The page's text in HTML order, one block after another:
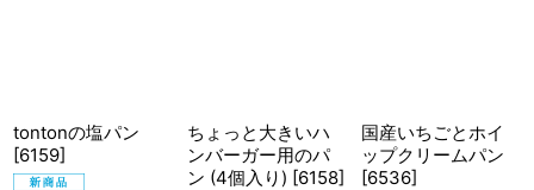
tontonの塩パン
[6159]
ちょっと大きいハ
ンバーガー用のパ
ン (4個入り) [6158]
国産いちごとホイ
ップクリームパン
[6536]